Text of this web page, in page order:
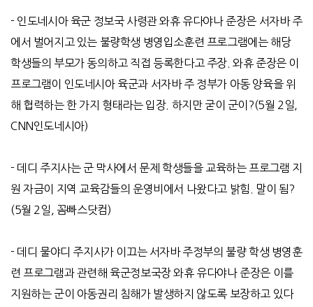
- 인도네시아 육군 정보국 사령관 와휴 유다야나 준장은 서자바 주
에서 벌어지고 있는 불량학생 병영입소훈련 프로그램에는 해당
학생들의 부모가 동의하고 직접 등록한다고 주장 .와휴 준장은 이
프로그램이 인도네시아 육군과 서자바 주 정부가 아동 양육을 위
해 협력하는 한 가지 형태라는 입장. 하지만 굳이 군이 ?(5월 2일
CNN인도네시아)
- 데디 주지사는 군 막사에서 문제 학생들을 교육하는 프로그램 지
원 자금이 지역 교육감들의 운영비에서 나왔다고 밝힘
말이 됨?
(5월 2일 꼼빠스닷컴)
- 데디 물야디 주지사가 이끄는 서자바 주정부의 불량 학생 병영훈
련 프로그램과 관련해 육군정보국장 와휴 유다야나 준장은 이를
지원하는 군이 아동권리 침해가 발생하지 않도록 보장하고 있다